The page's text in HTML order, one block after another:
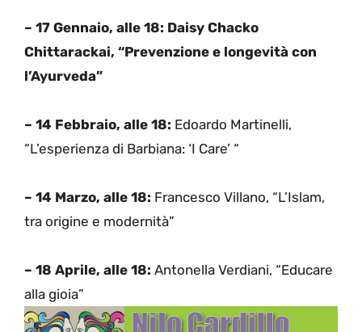
– 17 Gennaio, alle 18: Daisy Chacko
Chittarackai, “Prevenzione e longevità con
l’Ayurveda”
– 14 Febbraio, alle 18: Edoardo Martinelli,
“L’esperienza di Barbiana: ‘I Care’ “
– 14 Marzo, alle 18: Francesco Villano, “L’Islam,
tra origine e modernità”
– 18 Aprile, alle 18: Antonella Verdiani, “Educare
alla gioia”